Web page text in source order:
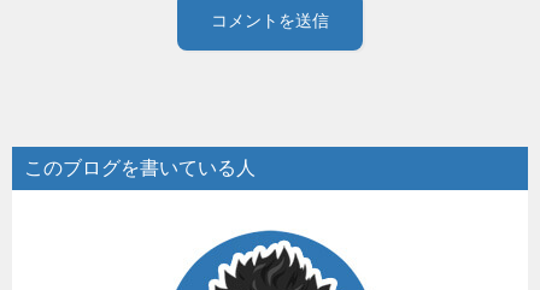
このブログを書いている人